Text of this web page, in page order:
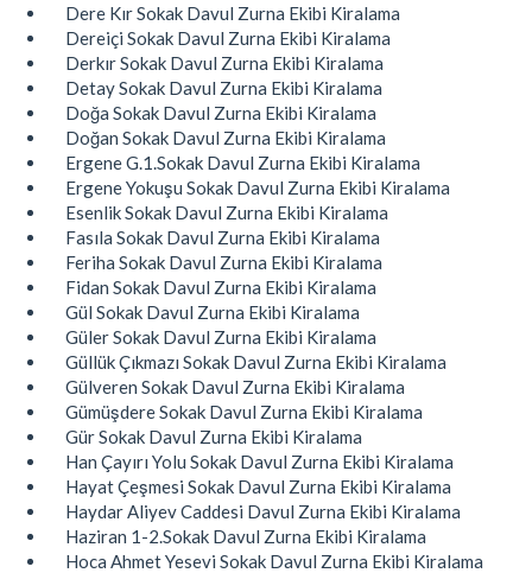
Dere Kır Sokak Davul Zurna Ekibi Kiralama
Dereiçi Sokak Davul Zurna Ekibi Kiralama
Derkır Sokak Davul Zurna Ekibi Kiralama
Detay Sokak Davul Zurna Ekibi Kiralama
Doğa Sokak Davul Zurna Ekibi Kiralama
Doğan Sokak Davul Zurna Ekibi Kiralama
Ergene G.1.Sokak Davul Zurna Ekibi Kiralama
Ergene Yokuşu Sokak Davul Zurna Ekibi Kiralama
Esenlik Sokak Davul Zurna Ekibi Kiralama
Fasıla Sokak Davul Zurna Ekibi Kiralama
Feriha Sokak Davul Zurna Ekibi Kiralama
Fidan Sokak Davul Zurna Ekibi Kiralama
Gül Sokak Davul Zurna Ekibi Kiralama
Güler Sokak Davul Zurna Ekibi Kiralama
Güllük Çıkmazı Sokak Davul Zurna Ekibi Kiralama
Gülveren Sokak Davul Zurna Ekibi Kiralama
Gümüşdere Sokak Davul Zurna Ekibi Kiralama
Gür Sokak Davul Zurna Ekibi Kiralama
Han Çayırı Yolu Sokak Davul Zurna Ekibi Kiralama
Hayat Çeşmesi Sokak Davul Zurna Ekibi Kiralama
Haydar Aliyev Caddesi Davul Zurna Ekibi Kiralama
Haziran 1-2.Sokak Davul Zurna Ekibi Kiralama
Hoca Ahmet Yesevi Sokak Davul Zurna Ekibi Kiralama